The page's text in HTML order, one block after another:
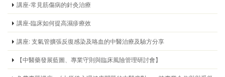
講座-常見筋傷病的針灸治療
講座-臨床如何提高濕疹療效
講座: 支氣管擴張反復感染及咯血的中醫治療及驗方分享
【中醫藥發展藍圖、專業守則與臨床風險管理研討會】